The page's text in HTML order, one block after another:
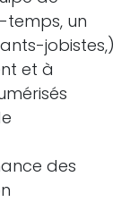
un
jobistes,)
et à
des